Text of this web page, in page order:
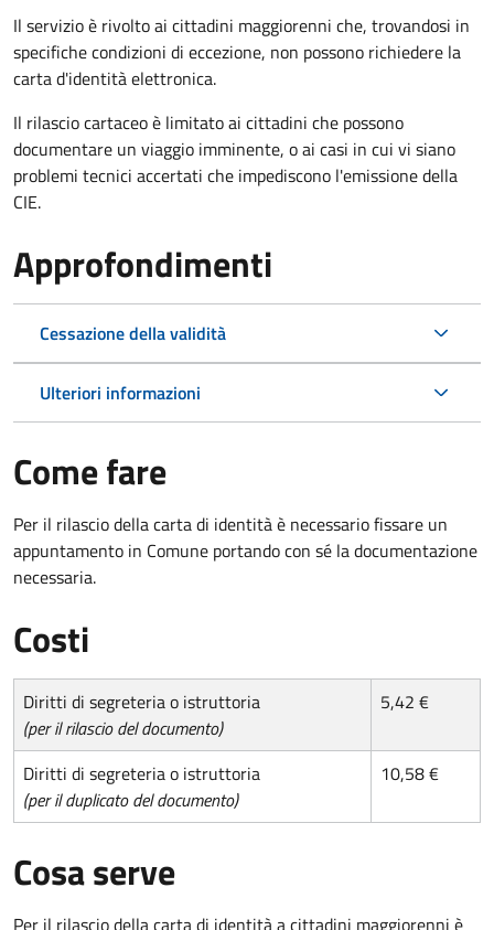
Il servizio è rivolto ai cittadini maggiorenni che, trovandosi in
specifiche condizioni di eccezione, non possono richiedere la
carta d'identità elettronica.
Il rilascio cartaceo è limitato ai cittadini che possono
documentare un viaggio imminente, o ai casi in cui vi siano
problemi tecnici accertati che impediscono l'emissione della
CIE.
Approfondimenti
Cessazione della validità
Ulteriori informazioni
Come fare
Per il rilascio della carta di identità è necessario fissare un
appuntamento in Comune portando con sé la documentazione
necessaria.
Costi
Diritti di segreteria o istruttoria
(per il rilascio del documento)
5,42 €
Diritti di segreteria o istruttoria
(per il duplicato del documento)
10,58 €
Cosa serve
Per il rilascio della carta di identità a cittadini maggiorenni è